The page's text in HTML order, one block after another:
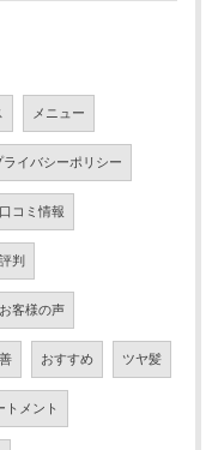
メニュー
ライバシーポリシー
コミ情報
判
客様の声
おすすめ ツヤ髪
トメント